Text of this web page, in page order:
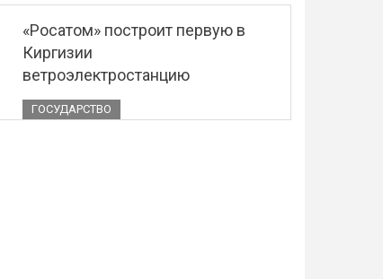
«Росатом» построит первую в
Киргизии
ветроэлектростанцию
ГОСУДАРСТВО